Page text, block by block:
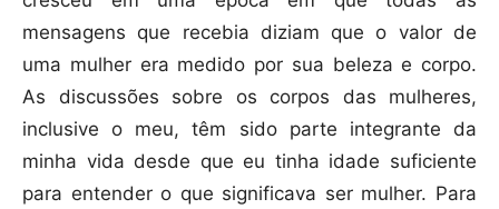
mensagens que recebia diziam que o valor de
uma mulher era medido por sua beleza e corpo.
As discussões sobre os corpos das mulheres,
inclusive o meu, têm sido parte integrante da
minha vida desde que eu tinha idade suficiente
para entender o que significava ser mulher. Para